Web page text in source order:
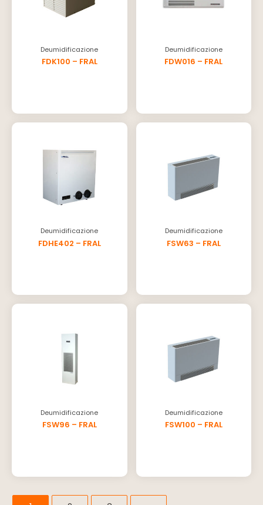
Deumidificazione
FDK100 – FRAL
Deumidificazione
FDW016 – FRAL
Deumidificazione
FDHE402 – FRAL
Deumidificazione
FSW63 – FRAL
Deumidificazione
FSW96 – FRAL
Deumidificazione
FSW100 – FRAL